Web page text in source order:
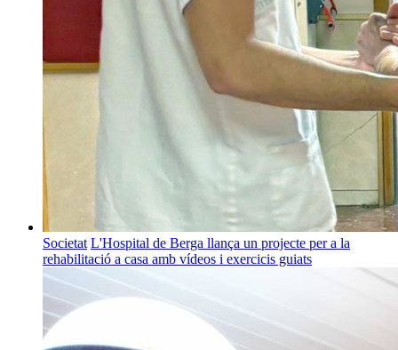
Societat L'Hospital de Berga llança un projecte per a la
rehabilitació a casa amb vídeos i exercicis guiats